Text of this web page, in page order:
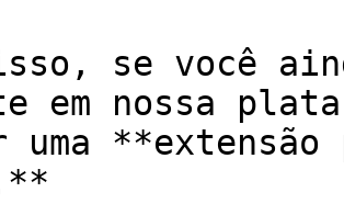
se você
em nossa
uma